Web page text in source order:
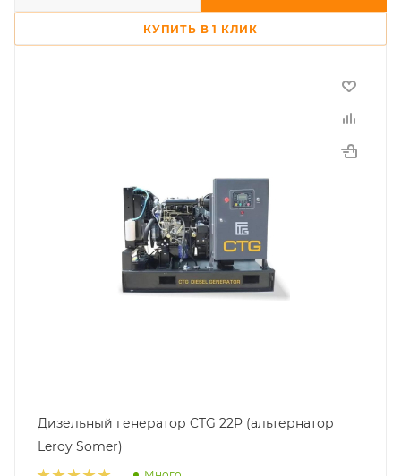
КУПИТЬ В 1 КЛИК
Дизельный генератор CTG 22P (альтернатор
Leroy Somer)